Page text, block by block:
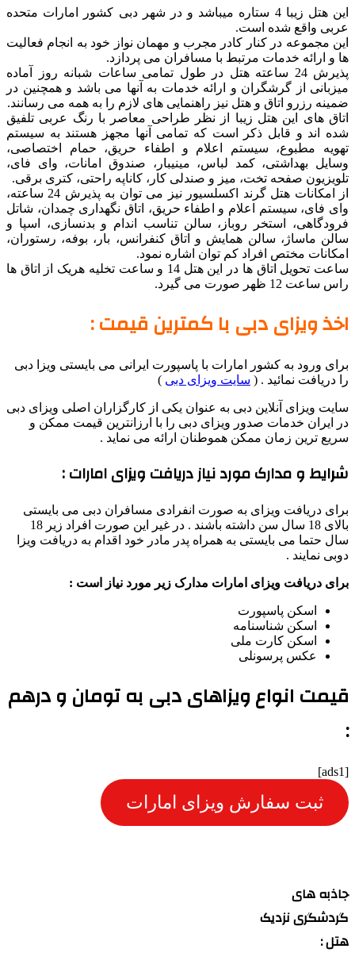
این هتل زیبا 4 ستاره میباشد و در شهر دبی کشور امارات متحده
عربی واقع شده است.
این مجموعه در کنار کادر مجرب و مهمان نواز خود به انجام فعالیت
ها و ارائه خدمات مرتبط با مسافران می پردازد.
پذیرش 24 ساعته هتل در طول تمامی ساعات شبانه روز آماده
میزبانی از گرشگران و ارائه خدمات به آنها می باشد و همچنین در
ضمینه رزرو اتاق و هتل نیز راهنمایی های لازم را به همه می رسانند.
اتاق های این هتل زیبا از نظر طراحی معاصر با رنگ عربی تلفیق
شده اند و قابل ذکر است که تمامی آنها مجهز هستند به سیستم
تهویه مطبوع، سیستم اعلام و اطفاء حریق، حمام اختصاصی،
وسایل بهداشتی، کمد لباس، مینیبار، صندوق امانات، وای فای،
تلویزیون صفحه تخت، میز و صندلی کار، کاناپه راحتی، کتری برقی.
از امکانات هتل گرند اکسلسیور نیز می توان به پذیرش 24 ساعته،
وای فای، سیستم اعلام و اطفاء حریق، اتاق نگهداری چمدان، شاتل
فرودگاهی، استخر روباز، سالن تناسب اندام و بدنسازی، اسپا و
سالن ماساژ، سالن همایش و اتاق کنفرانس، بار، بوفه، رستوران،
امکانات مختص افراد کم توان اشاره نمود.
ساعت تحویل اتاق ها در این هتل 14 و ساعت تخلیه هریک از اتاق ها
راس ساعت 12 ظهر صورت می گیرد.
اخذ ویزای دبی با کمترین قیمت :
برای ورود به کشور امارات با پاسپورت ایرانی می بایستی ویزا دبی
را دریافت نمائید . ( سایت ویزای دبی )
سایت ویزای آنلاین دبی به عنوان یکی از کارگزاران اصلی ویزای دبی
در ایران خدمات صدور ویزای دبی را با ارزانترین قیمت ممکن و
سریع ترین زمان ممکن هموطنان ارائه می نماید .
شرایط و مدارک مورد نیاز دریافت ویزای امارات :
برای دریافت ویزای به صورت انفرادی مسافران دبی می بایستی
بالای 18 سال سن داشته باشند . در غیر این صورت افراد زیر 18
سال حتما می بایستی به همراه پدر مادر خود اقدام به دریافت ویزا
دوبی نمایند .
برای دریافت ویزای امارات مدارک زیر مورد نیاز است :
اسکن پاسپورت
اسکن شناسنامه
اسکن کارت ملی
عکس پرسونلی
قیمت انواع ویزاهای دبی به تومان و درهم
:
[ads1]
ثبت سفارش ویزای امارات
جاذبه های
گردشگری نزدیک
هتل :